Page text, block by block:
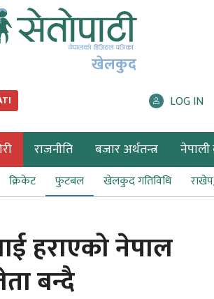
खेलकुद
LOG IN
राजनीति बजार अर्थतन्त्र नेपाली
क्रिकेट फुटबल खेलकुद गतिविधि
हराएको नेपाल
बन्दै